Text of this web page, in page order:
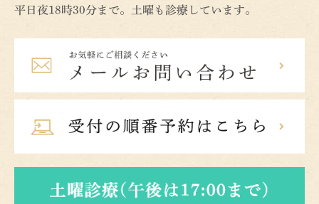
平日夜18時30分まで。土曜も診療しています。